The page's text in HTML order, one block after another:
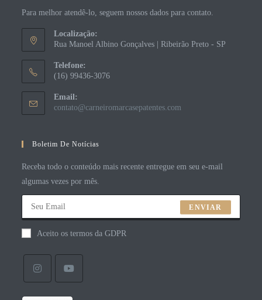
Para melhor atendê-lo, seguem nossos dados para contato.
Localização:
Rua Manoel Albino Gonçalves | Ribeirão Preto - SP
Telefone:
(16) 99436-3076
Email:
contato@carneiromarcasepatentes.com
Boletim De Notícias
Receba todo o conteúdo mais recente entregue em seu e-mail
algumas vezes por mês.
ENVIAR
Aceito os termos da GDPR